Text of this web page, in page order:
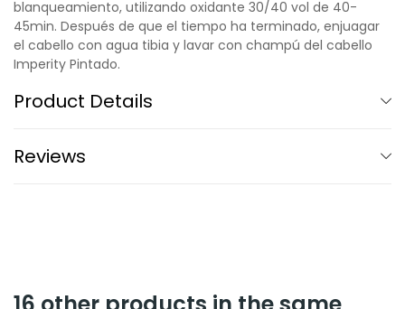
blanqueamiento, utilizando oxidante 30/40 vol de 40-
45min. Después de que el tiempo ha terminado, enjuagar
el cabello con agua tibia y lavar con champú del cabello
Imperity Pintado.
Product Details
Reviews